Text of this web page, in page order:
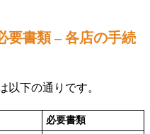
要書類 – 各店の手続
以下の通りです。
必要書類